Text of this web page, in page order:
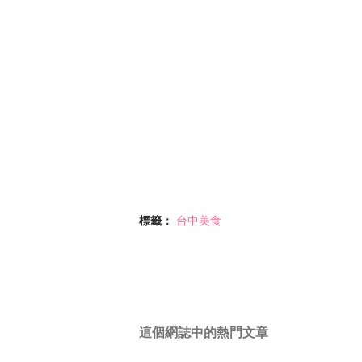
標籤： 台中美食
這個網誌中的熱門文章